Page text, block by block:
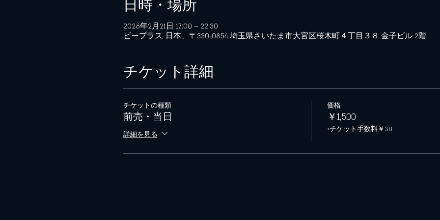
日時・場所
2026年2月21日 17:00 – 22:30
ビープラス, 日本、〒330-0854 埼玉県さいたま市大宮区桜木町４丁目３８ 金子ビル 2階
チケット詳細
チケットの種類
前売・当日
詳細を見る
価格
￥1,500
+チケット手数料￥38